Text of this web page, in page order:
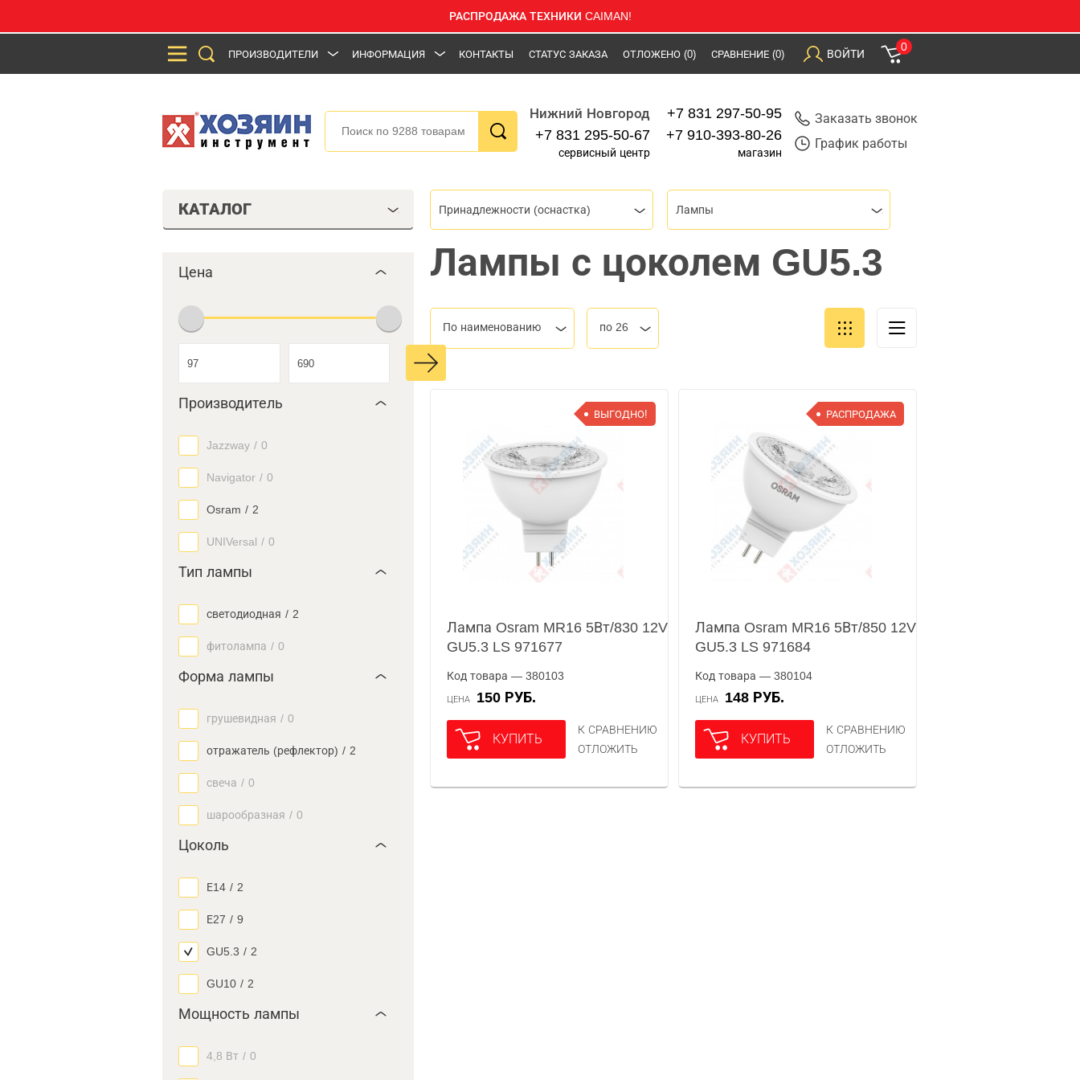
РАСПРОДАЖА ТЕХНИКИ CAIMAN!
ПРОИЗВОДИТЕЛИ ИНФОРМАЦИЯ КОНТАКТЫ СТАТУС ЗАКАЗА ОТЛОЖЕНО (0) СРАВНЕНИЕ (0) ВОЙТИ
0
Нижний Новгород
+7 831 295-50-67
сервисный центр
+7 831 297-50-95
+7 910-393-80-26
магазин
Заказать звонок
График работы
КАТАЛОГ
Цена
Производитель
Jazzway / 0
Navigator / 0
Osram / 2
UNIVersal / 0
Тип лампы
светодиодная / 2
фитолампа / 0
Форма лампы
грушевидная / 0
отражатель (рефлектор) / 2
свеча / 0
шарообразная / 0
Цоколь
Е14 / 2
Е27 / 9
GU5.3 / 2
GU10 / 2
Мощность лампы
4,8 Вт / 0
Принадлежности (оснастка) Лампы
Лампы с цоколем GU5.3
По наименованию по 26
ВЫГОДНО!
Лампа Osram MR16 5Вт/830 12V
GU5.3 LS 971677
Код товара — 380103
ЦЕНА 150 РУБ.
КУПИТЬ
К СРАВНЕНИЮ
ОТЛОЖИТЬ
РАСПРОДАЖА
Лампа Osram MR16 5Вт/850 12V
GU5.3 LS 971684
Код товара — 380104
ЦЕНА 148 РУБ.
КУПИТЬ
К СРАВНЕНИЮ
ОТЛОЖИТЬ